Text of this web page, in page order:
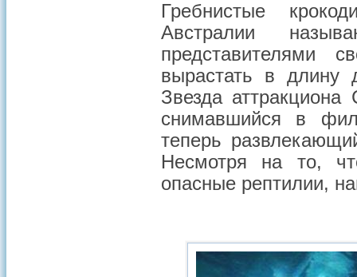
Гребнистые
Австралии
представителями
вырастать в длину
Звезда
снимавшийся в
теперь
Несмотря на то,
опасные рептилии,